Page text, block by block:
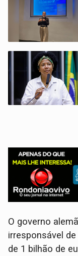
O governo
irresponsável
de 1 bilhão de